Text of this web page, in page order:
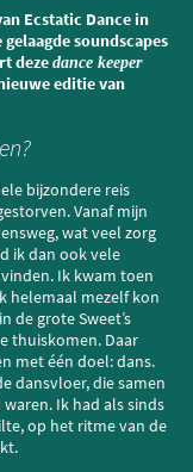
Ecstatic Dance in
soundscapes
deze dance keeper
editie van
bijzondere reis
Vanaf mijn
wat veel zorg
ik dan ook vele
Ik kwam toen
helemaal mezelf kon
de grote Sweet’s
thuiskomen. Daar
met één doel: dans.
dansvloer, die samen
Ik had als sinds
op het ritme van de